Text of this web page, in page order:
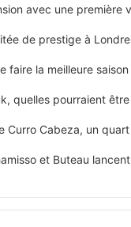
avec une première
de prestige à
faire la meilleure
quelles pourraient
Curro Cabeza, un
et Buteau